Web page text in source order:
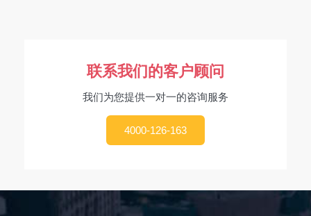
联系我们的客户顾问
我们为您提供一对一的咨询服务
4000-126-163